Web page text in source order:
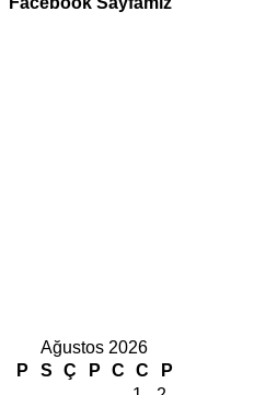
Ağustos 2026
P
S Ç P C C
P